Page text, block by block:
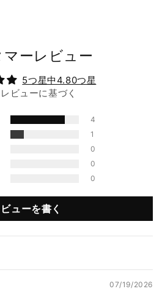
マーレビュー
5つ星中4.80つ星
ビューに基づく
4
1
0
0
0
ューを書く
07/19/2026